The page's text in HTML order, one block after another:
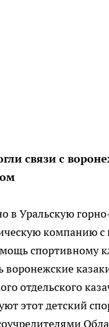
связи с
в Уральскую
компанию с
спортивному
воронежские
отдельского
этот детский